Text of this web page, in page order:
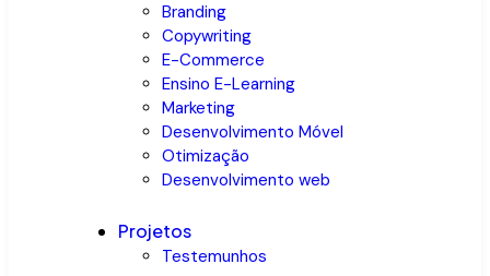
Branding
Copywriting
E-Commerce
Ensino E-Learning
Marketing
Desenvolvimento Móvel
Otimização
Desenvolvimento web
Projetos
Testemunhos